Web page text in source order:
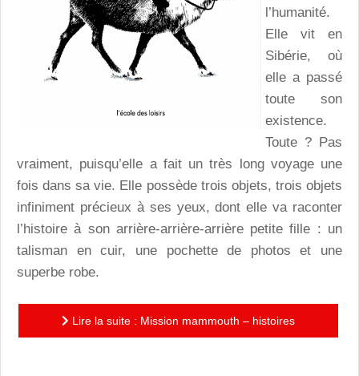
l’humanité.
Elle vit en
Sibérie, où
elle a passé
toute son
existence.
Toute ? Pas
vraiment, puisqu’elle a fait un très long voyage une
fois dans sa vie. Elle possède trois objets, trois objets
infiniment précieux à ses yeux, dont elle va raconter
l’histoire à son arrière-arrière-arrière petite fille : un
talisman en cuir, une pochette de photos et une
superbe robe.
Lire la suite : Mission mammouth – histoires